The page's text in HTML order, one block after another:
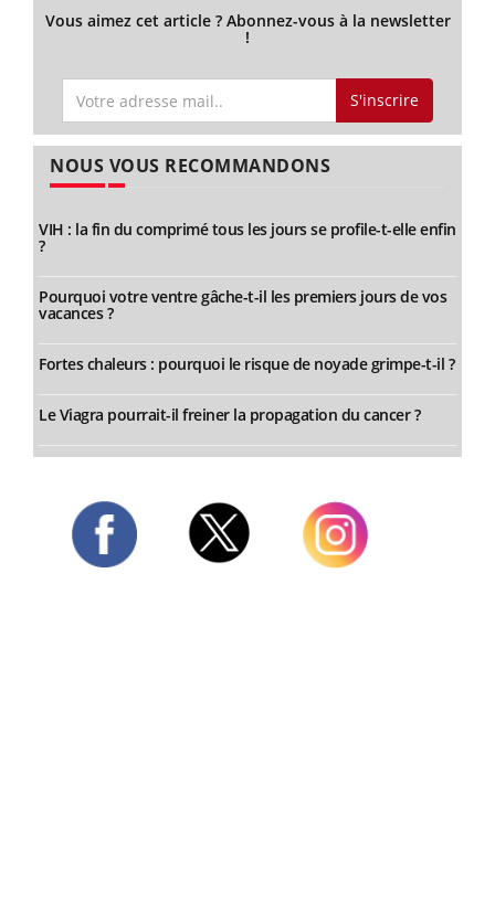
Vous aimez cet article ? Abonnez-vous à la newsletter
!
S'inscrire
NOUS VOUS RECOMMANDONS
VIH : la fin du comprimé tous les jours se profile-t-elle enfin
?
Pourquoi votre ventre gâche-t-il les premiers jours de vos
vacances ?
Fortes chaleurs : pourquoi le risque de noyade grimpe-t-il ?
Le Viagra pourrait-il freiner la propagation du cancer ?